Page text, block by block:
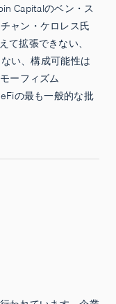
Capitalのベン・ス
ャン・ケロレス氏
て拡張できない、
い、構成可能性は
ーフィズム
の最も一般的な批